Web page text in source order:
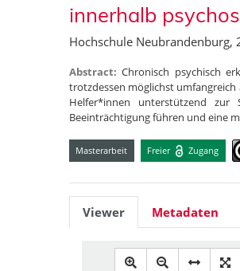
innerhalb
Hochschule Neubrandenburg,
Abstract:Chronisch psychisch
trotzdessen möglichst umfangreich
Helfer*innen unterstützend zur
Beeinträchtigung führen und eine
Masterarbeit Freier Zugang
Viewer Metadaten